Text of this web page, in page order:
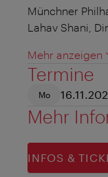
Münchner
Lahav Shani,
Mehr anzeigen
Termine
Mo
Mehr
INFOS &